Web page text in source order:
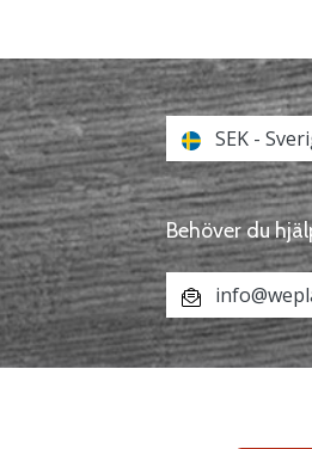
SEK -
Behöver du